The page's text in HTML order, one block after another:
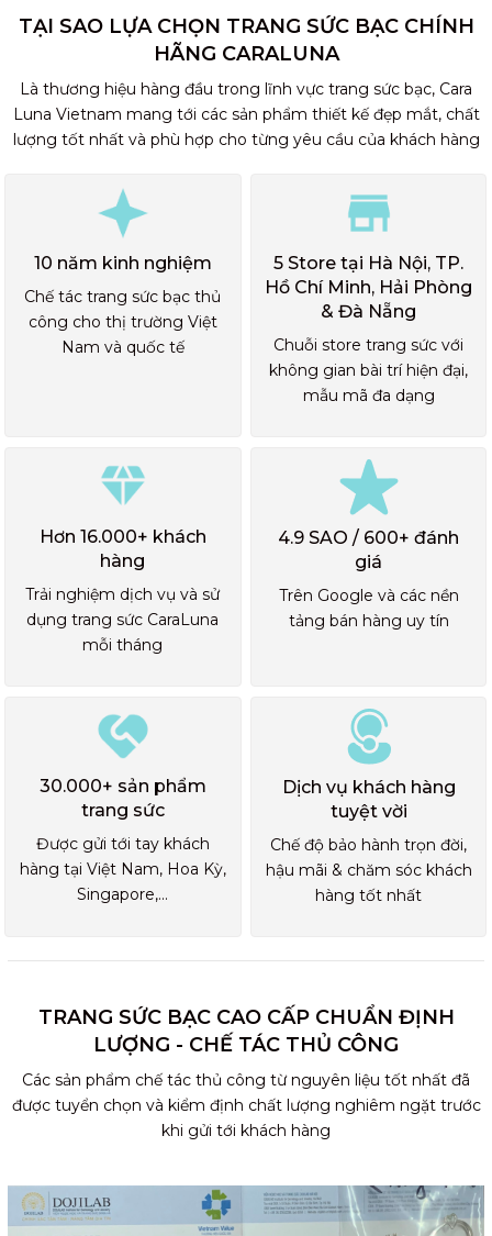
TẠI SAO LỰA CHỌN TRANG SỨC BẠC CHÍNH
HÃNG CARALUNA
Là thương hiệu hàng đầu trong lĩnh vực trang sức bạc, Cara
Luna Vietnam mang tới các sản phẩm thiết kế đẹp mắt, chất
lượng tốt nhất và phù hợp cho từng yêu cầu của khách hàng
10 năm kinh nghiệm
Chế tác trang sức bạc thủ
công cho thị trường Việt
Nam và quốc tế
5 Store tại Hà Nội, TP.
Hồ Chí Minh, Hải Phòng
& Đà Nẵng
Chuỗi store trang sức với
không gian bài trí hiện đại,
mẫu mã đa dạng
Hơn 16.000+ khách
hàng
Trải nghiệm dịch vụ và sử
dụng trang sức CaraLuna
mỗi tháng
4.9 SAO / 600+ đánh
giá
Trên Google và các nền
tảng bán hàng uy tín
30.000+ sản phẩm
trang sức
Được gửi tới tay khách
hàng tại Việt Nam, Hoa Kỳ,
Singapore,...
Dịch vụ khách hàng
tuyệt vời
Chế độ bảo hành trọn đời,
hậu mãi & chăm sóc khách
hàng tốt nhất
TRANG SỨC BẠC CAO CẤP CHUẨN ĐỊNH
LƯỢNG - CHẾ TÁC THỦ CÔNG
Các sản phẩm chế tác thủ công từ nguyên liệu tốt nhất đã
được tuyển chọn và kiểm định chất lượng nghiêm ngặt trước
khi gửi tới khách hàng